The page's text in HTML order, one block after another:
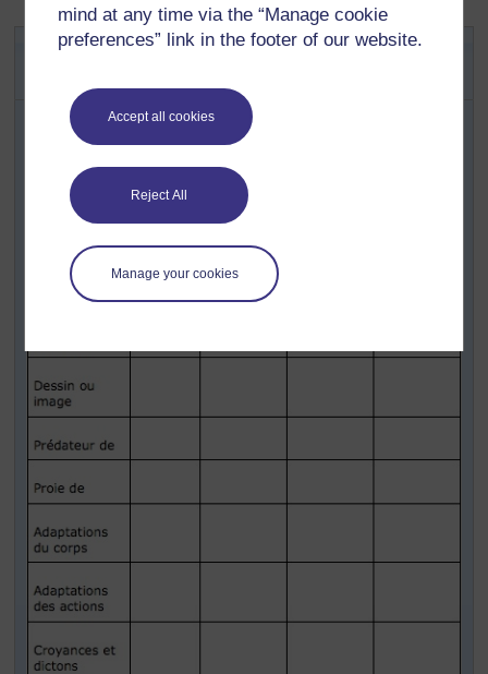
mind at any time via the “Manage cookie
preferences” link in the footer of our website.
Accept all cookies
Reject All
Manage your cookies
Activité clé : Recherche et
Vos élèves et vous-même allez dessiner un grand
tableau sur lequel sera noté tout ce que les élèves
pouvez intituler les têtes de colonne comme suit: